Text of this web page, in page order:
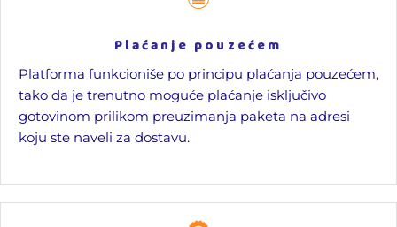
Plaćanje pouzećem
Platforma funkcioniše po principu plaćanja pouzećem,
tako da je trenutno moguće plaćanje isključivo
gotovinom prilikom preuzimanja paketa na adresi
koju ste naveli za dostavu.